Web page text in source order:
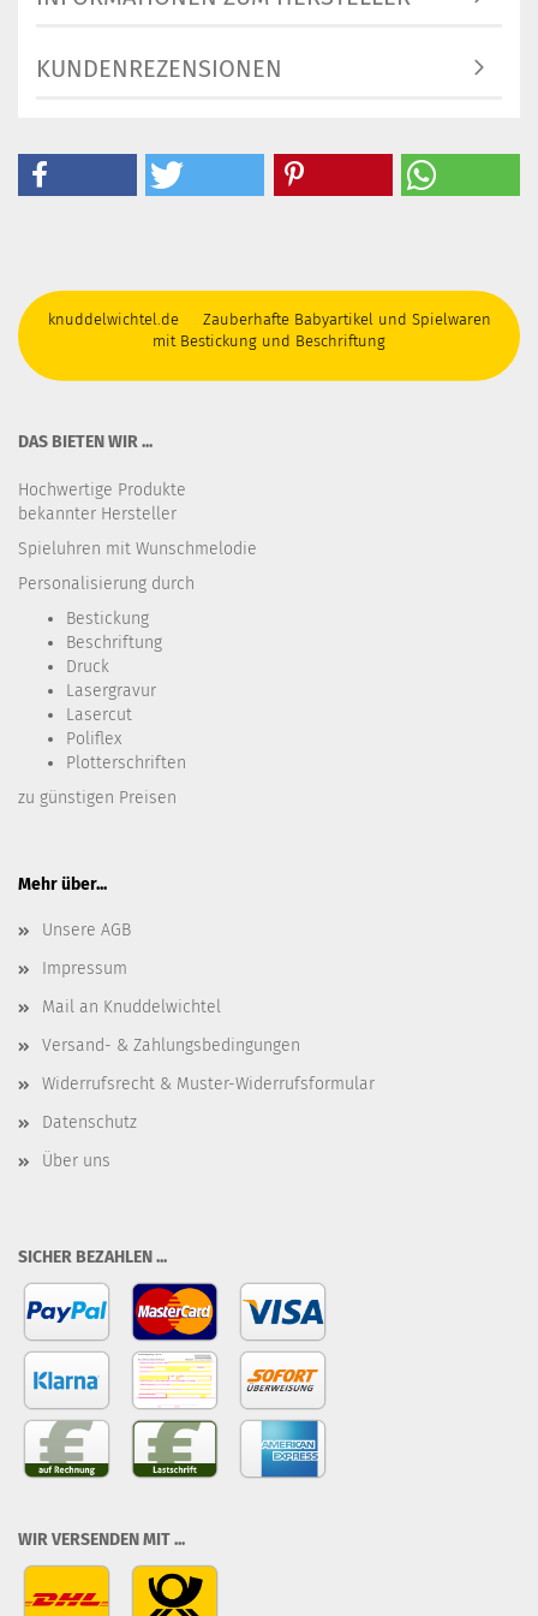
KUNDENREZENSIONEN
knuddelwichtel.de Zauberhafte Babyartikel und Spielwaren
mit Bestickung und Beschriftung
DAS BIETEN WIR ...
Hochwertige Produkte
bekannter Hersteller
Spieluhren mit Wunschmelodie
Personalisierung durch
Bestickung​
Beschriftung
Druck
Lasergravur
Lasercut
Poliflex
Plotterschriften
zu günstigen Preisen
Mehr über...
Unsere AGB
Impressum
Mail an Knuddelwichtel
Versand- & Zahlungsbedingungen
Widerrufsrecht & Muster-Widerrufsformular
Datenschutz
Über uns
SICHER BEZAHLEN ...
WIR VERSENDEN MIT ...